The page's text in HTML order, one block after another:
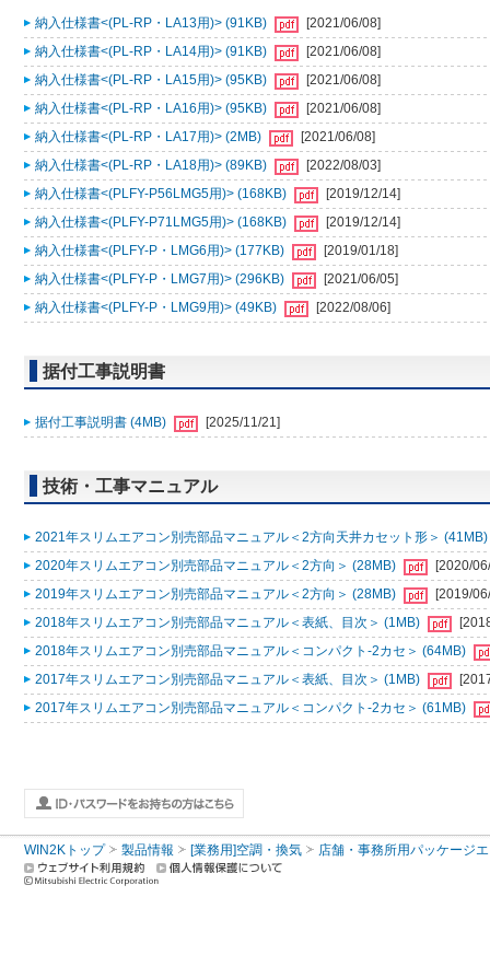
納入仕様書<(PL-RP・LA13用)> (91KB)
[2021/06/08]
納入仕様書<(PL-RP・LA14用)> (91KB)
[2021/06/08]
納入仕様書<(PL-RP・LA15用)> (95KB)
[2021/06/08]
納入仕様書<(PL-RP・LA16用)> (95KB)
[2021/06/08]
納入仕様書<(PL-RP・LA17用)> (2MB)
[2021/06/08]
納入仕様書<(PL-RP・LA18用)> (89KB)
[2022/08/03]
納入仕様書<(PLFY-P56LMG5用)> (168KB)
[2019/12/14]
納入仕様書<(PLFY-P71LMG5用)> (168KB)
[2019/12/14]
納入仕様書<(PLFY-P・LMG6用)> (177KB)
[2019/01/18]
納入仕様書<(PLFY-P・LMG7用)> (296KB)
[2021/06/05]
納入仕様書<(PLFY-P・LMG9用)> (49KB)
[2022/08/06]
据付工事説明書
据付工事説明書 (4MB) [2025/11/21]
技術・工事マニュアル
2021年スリムエアコン別売部品マニュアル＜2方向天井カセット形＞ (41MB)
2020年スリムエアコン別売部品マニュアル＜2方向＞ (28MB)
[2020/
2019年スリムエアコン別売部品マニュアル＜2方向＞ (28MB)
[2019/
2018年スリムエアコン別売部品マニュアル＜表紙、目次＞ (1MB)
2018年スリムエアコン別売部品マニュアル＜コンパクト-2カセ＞ (64MB)
2017年スリムエアコン別売部品マニュアル＜表紙、目次＞ (1MB)
2017年スリムエアコン別売部品マニュアル＜コンパクト-2カセ＞ (61MB)
WIN2Kトップ 製品情報 [業務用]空調・換気 店舗・事務所用パッケージ